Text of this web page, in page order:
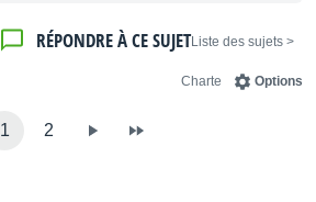
< Liste des sujets
RÉPONDRE À CE SUJET
Options
Charte
1 2